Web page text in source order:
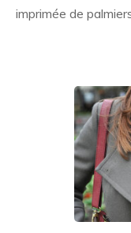
imprimée de